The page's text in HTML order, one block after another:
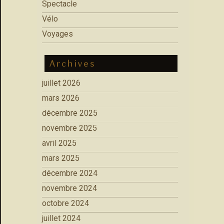
Spectacle
Vélo
Voyages
Archives
juillet 2026
mars 2026
décembre 2025
novembre 2025
avril 2025
mars 2025
décembre 2024
novembre 2024
octobre 2024
juillet 2024